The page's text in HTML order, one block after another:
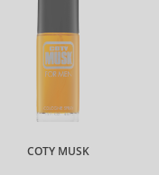
COTY MUSK